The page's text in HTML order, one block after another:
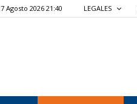
7 Agosto 2026 21:41 LEGALES